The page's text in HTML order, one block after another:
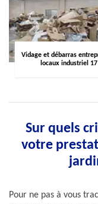
Vidage et débarras
locaux industriel 17
Sur quels
votre
Pour ne pas à vous